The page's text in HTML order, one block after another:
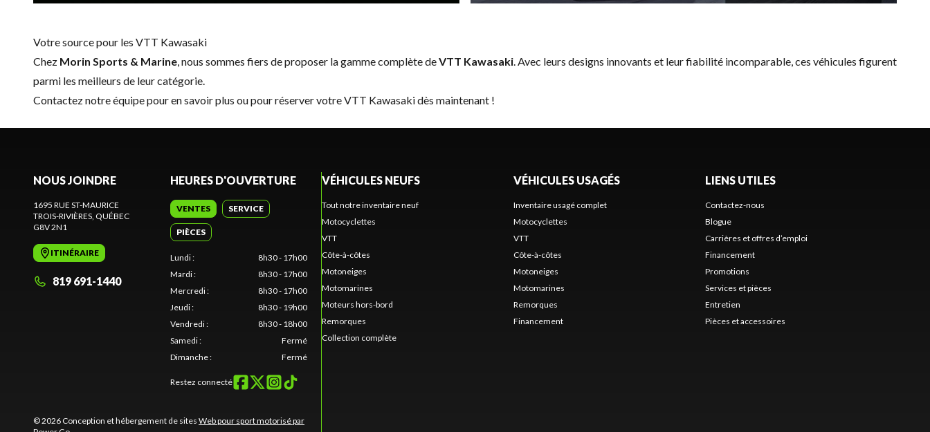
Votre source pour les VTT Kawasaki
Chez Morin Sports & Marine, nous sommes fiers de proposer la gamme complète deVTT Kawasaki. Avec leurs designs innovants et leur fiabilité incomparable, ces véhicules figurent
parmi les meilleurs de leur catégorie.
Contactez notre équipepour en savoir plus ou pour réserver votre VTT Kawasaki dès maintenant !
NOUS JOINDRE
1695 RUE ST-MAURICE
TROIS-RIVIÈRES, QUÉBEC
G8V 2N1
ITINÉRAIRE
819 691-1440
HEURES D'OUVERTURE
VENTES SERVICE
PIÈCES
Lundi:
8h30 - 17h00
Mardi:
8h30 - 17h00
Mercredi:
8h30 - 17h00
Jeudi:
8h30 - 19h00
Vendredi:
8h30 - 18h00
Samedi:
Fermé
Dimanche: Fermé
Restez connecté
© 2026 Conception et hébergement de sites Web pour sport motorisé par
VÉHICULES NEUFS
Tout notre inventaire neuf
Motocyclettes
VTT
Côte-à-côtes
Motoneiges
Motomarines
Moteurs hors-bord
Remorques
Collection complète
VÉHICULES USAGÉS
Inventaire usagé complet
Motocyclettes
VTT
Côte-à-côtes
Motoneiges
Motomarines
Remorques
Financement
LIENS UTILES
Contactez-nous
Blogue
Carrières et offres d’emploi
Financement
Promotions
Services et pièces
Entretien
Pièces et accessoires